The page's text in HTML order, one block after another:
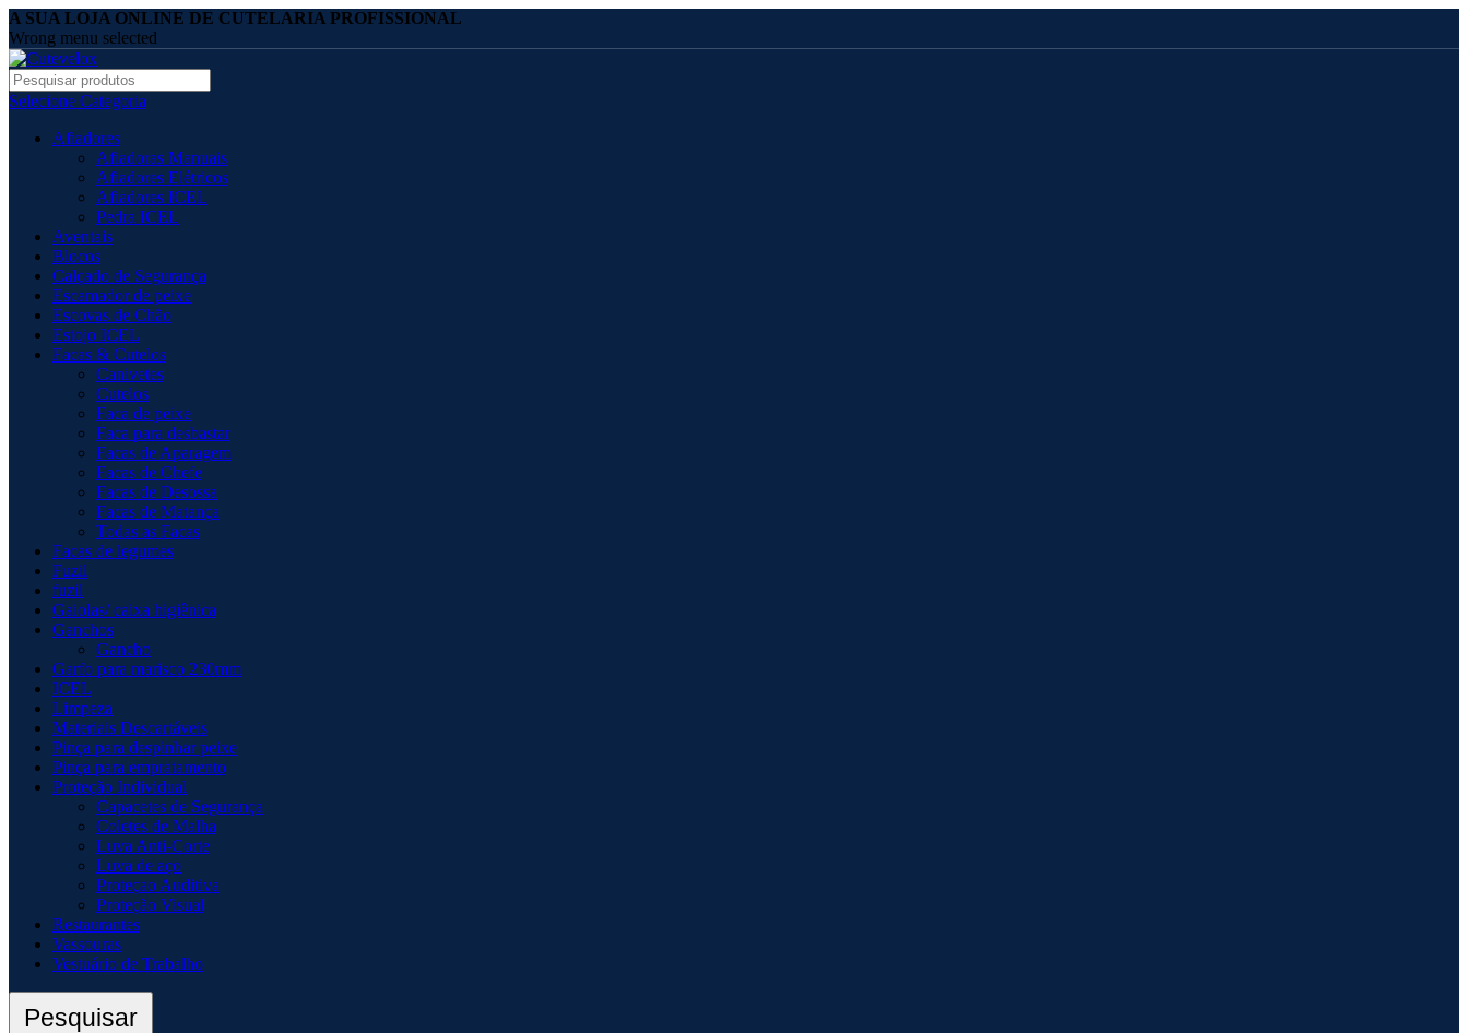
A SUA LOJA ONLINE DE CUTELARIA PROFISSIONAL
Wrong menu selected
Selecione Categoria
Afiadores
Afiadoras Manuais
Afiadores Elétricos
Afiadores ICEL
Pedra ICEL
Aventais
Blocos
Calçado de Segurança
Escamador de peixe
Escovas de Chão
Estojo ICEL
Facas & Cutelos
Canivetes
Cutelos
Faca de peixe
Faca para desbastar
Facas de Aparagem
Facas de Chefe
Facas de Desossa
Facas de Matança
Todas as Facas
Facas de legumes
Fuzil
fuzil
Gaiolas/ caixa higiênica
Ganchos
Gancho
Garfo para marisco 230mm
ICEL
Limpeza
Materiais Descartáveis
Pinça para despinhar peixe
Pinça para empratamento
Proteção Individual
Capacetes de Segurança
Coletes de Malha
Luva Anti-Corte
Luva de aço
Proteçao Auditiva
Proteção Visual
Restaurantes
Vassouras
Vestuário de Trabalho
Pesquisar